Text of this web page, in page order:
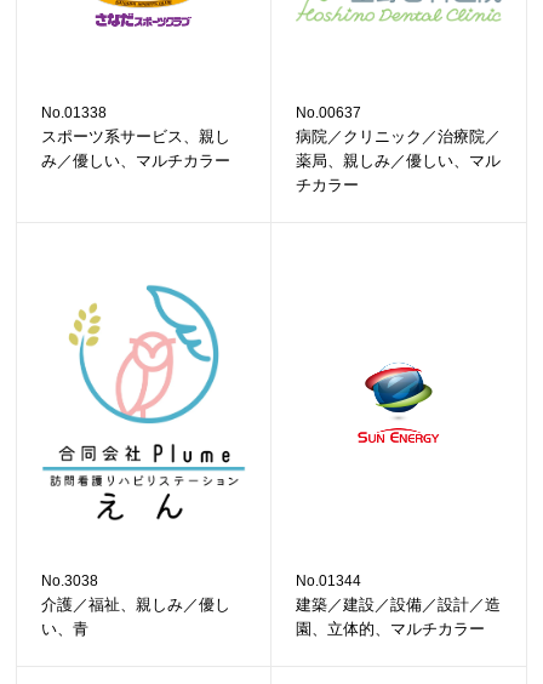
No.01338
スポーツ系サービス、親し
み／優しい、マルチカラー
No.00637
病院／クリニック／治療院／
薬局、親しみ／優しい、マル
チカラー
No.3038
介護／福祉、親しみ／優し
い、青
No.01344
建築／建設／設備／設計／造
園、立体的、マルチカラー